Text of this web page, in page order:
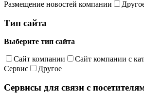
Размещение новостей компании
Тип сайта
Выберите тип сайта
Сайт компании Сайт компании с
Сервис
Другое
Сервисы для связи с